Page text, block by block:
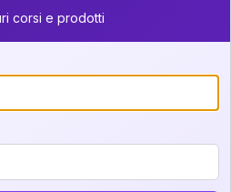
nella vostra
vostra unione
corsi e prodotti